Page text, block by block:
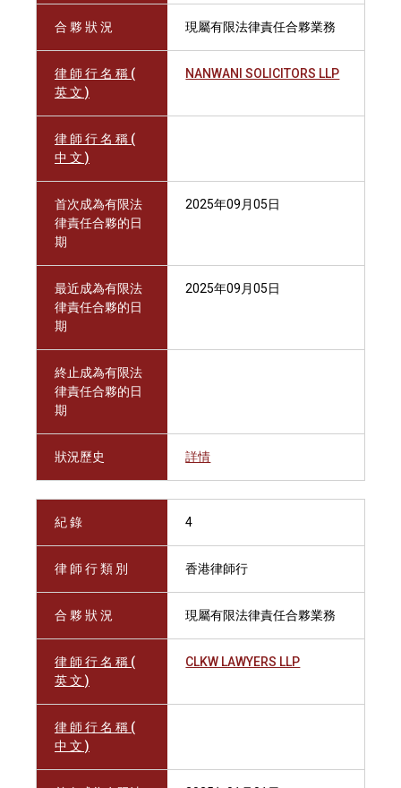
合 夥 狀 況 現屬有限法律責任合夥業務
律 師 行 名 稱 (
英 文 )
NANWANI SOLICITORS LLP
律 師 行 名 稱 (
中 文 )
首次成為有限法
律責任合夥的日
期
2025年09月05日
最近成為有限法
律責任合夥的日
期
2025年09月05日
終止成為有限法
律責任合夥的日
期
狀況歷史 詳情
紀 錄 4
律 師 行 類 別 香港律師行
合 夥 狀 況 現屬有限法律責任合夥業務
律 師 行 名 稱 (
英 文 )
CLKW LAWYERS LLP
律 師 行 名 稱 (
中 文 )